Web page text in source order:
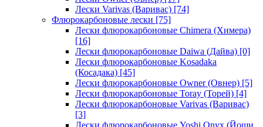
Лески Varivas (Варивас) [74]
Флюрокарбоновые лески [75]
Лески флюрокарбоновые Chimera (Химера)
[16]
Лески флюрокарбоновые Daiwa (Дайва) [0]
Лески флюрокарбоновые Kosadaka
(Косадака) [45]
Лески флюрокарбоновые Owner (Овнер) [5]
Лески флюрокарбоновые Toray (Торей) [4]
Лески флюрокарбоновые Varivas (Варивас)
[3]